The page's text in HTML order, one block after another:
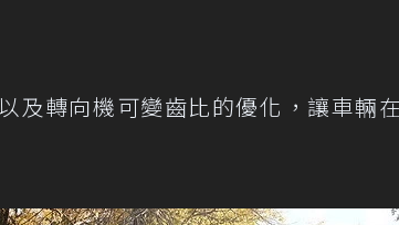
及轉向機可變齒比的優化，讓車輛